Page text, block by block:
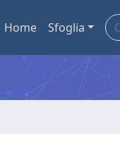
Home Sfoglia